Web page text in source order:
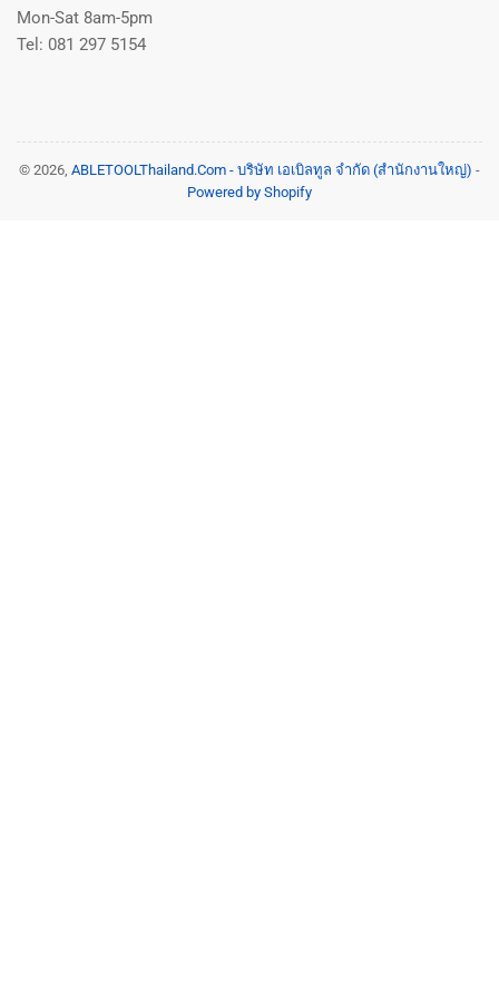
Mon-Sat 8am-5pm
Tel: 081 297 5154
© 2026, ABLETOOLThailand.Com - บริษัท เอเบิลทูล จำกัด (สำนักงานใหญ่) -
Powered by Shopify